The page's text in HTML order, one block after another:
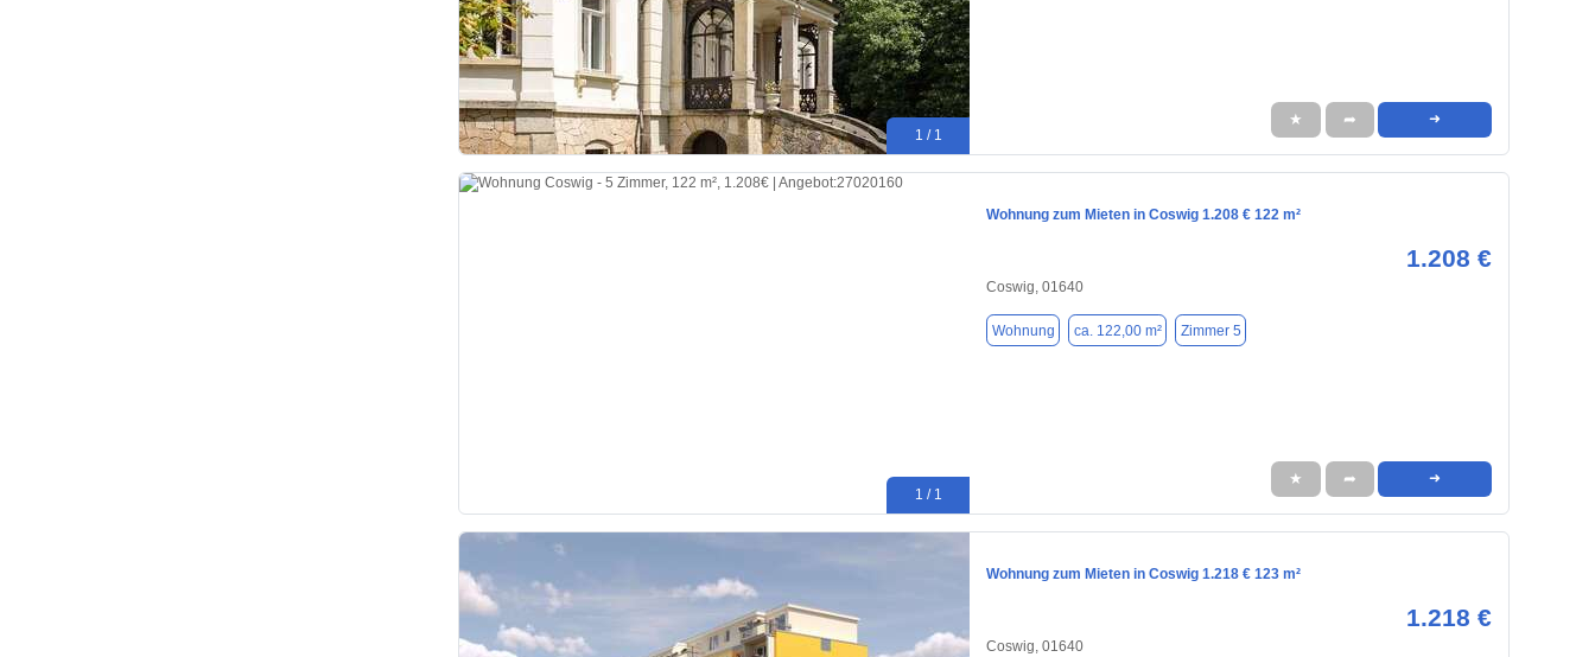
1 / 1
★ ➦ ➜
1 / 1
Wohnung zum Mieten in Coswig 1.208 € 122 m²
1.208 €
Coswig, 01640
Wohnung ca. 122,00 m² Zimmer 5
★ ➦ ➜
Wohnung zum Mieten in Coswig 1.218 € 123 m²
1.218 €
Coswig, 01640